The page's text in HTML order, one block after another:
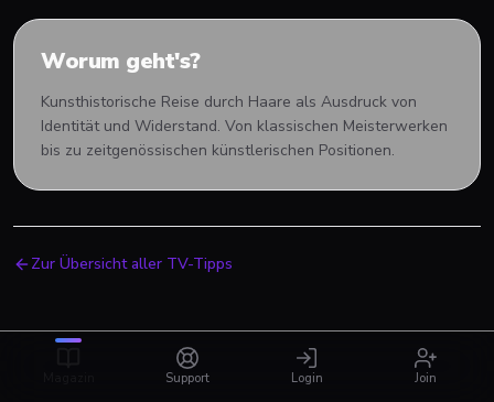
Worum geht's?
Kunsthistorische Reise durch Haare als Ausdruck von
Identität und Widerstand. Von klassischen Meisterwerken
bis zu zeitgenössischen künstlerischen Positionen.
Zur Übersicht aller TV-Tipps
Support Login Join